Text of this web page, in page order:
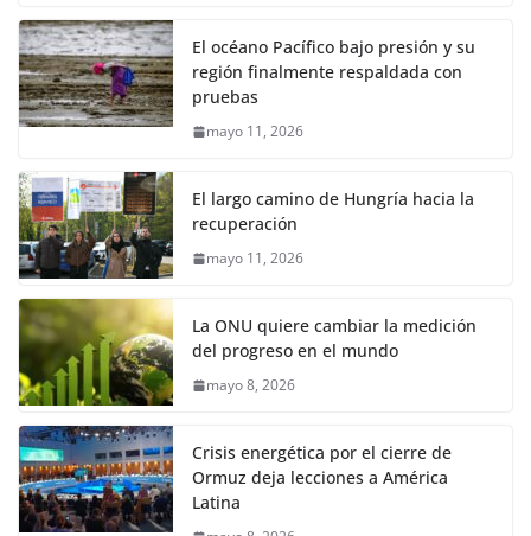
El océano Pacífico bajo presión y su
región finalmente respaldada con
pruebas
mayo 11, 2026
El largo camino de Hungría hacia la
recuperación
mayo 11, 2026
La ONU quiere cambiar la medición
del progreso en el mundo
mayo 8, 2026
Crisis energética por el cierre de
Ormuz deja lecciones a América
Latina